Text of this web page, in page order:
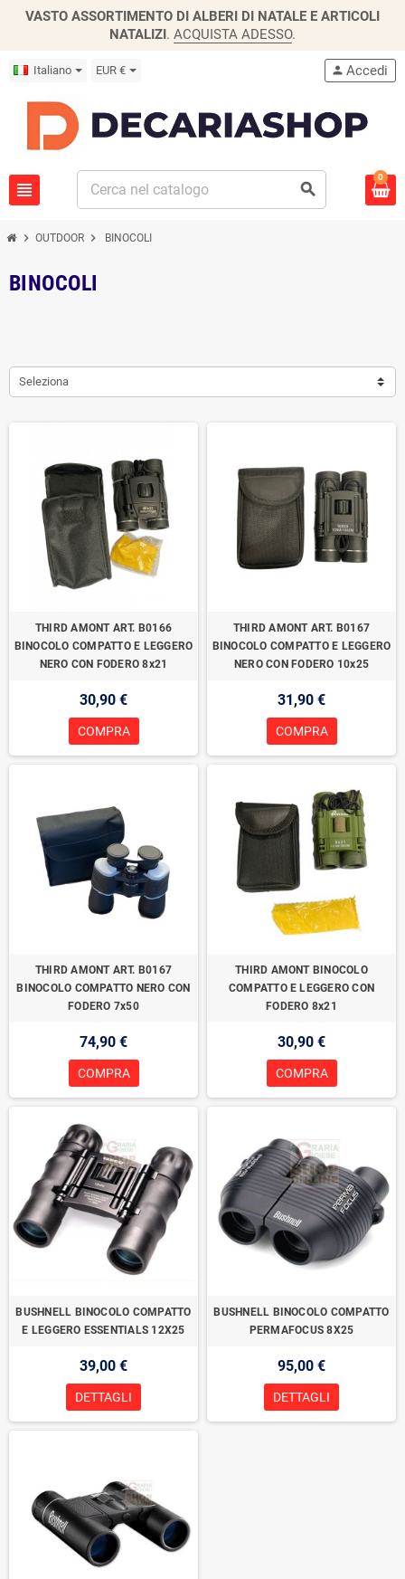
VASTO ASSORTIMENTO DI ALBERI DI NATALE E ARTICOLI
NATALIZI. ACQUISTA ADESSO.
Italiano EUR €
view_headline search
person Accedi
0
chevron_right OUTDOOR chevron_right BINOCOLI
BINOCOLI
Seleziona
THIRD AMONT ART. B0166
BINOCOLO COMPATTO E LEGGERO
NERO CON FODERO 8x21
30,90 €
COMPRA
THIRD AMONT ART. B0167
BINOCOLO COMPATTO E LEGGERO
NERO CON FODERO 10x25
31,90 €
COMPRA
THIRD AMONT ART. B0167
BINOCOLO COMPATTO NERO CON
FODERO 7x50
74,90 €
COMPRA
THIRD AMONT BINOCOLO
COMPATTO E LEGGERO CON
FODERO 8x21
30,90 €
COMPRA
BUSHNELL BINOCOLO COMPATTO
E LEGGERO ESSENTIALS 12X25
39,00 €
DETTAGLI
BUSHNELL BINOCOLO COMPATTO
PERMAFOCUS 8X25
95,00 €
DETTAGLI